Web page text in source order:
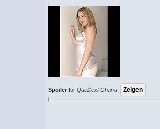
Spoiler fürQuelltext Ghana: